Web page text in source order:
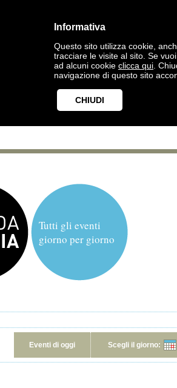
Informativa
Questo sito utilizza cookie,
tracciare le visite al sito. Se
ad alcuni cookie clicca qui .
navigazione di questo sito
CHIUDI
Tutti gli eventi
giorno per giorno
Eventi di oggi Scegli il giorno: